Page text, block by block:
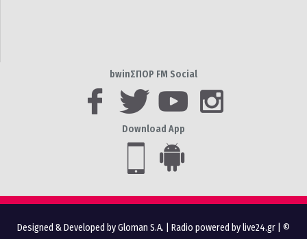
bwinΣΠΟΡ FM Social
Download App
Designed & Developed by Gloman S.A. Radio powered by live24.gr | ©